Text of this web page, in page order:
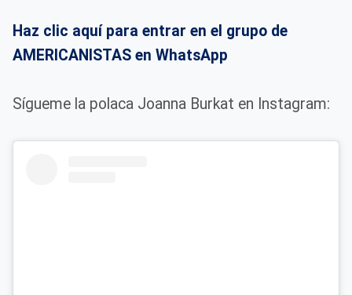
Haz clic aquí para entrar en el grupo de
AMERICANISTAS en WhatsApp
Sígueme la polaca Joanna Burkat en Instagram: